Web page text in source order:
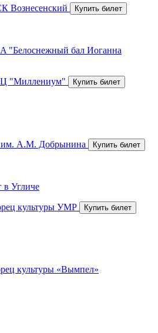
Вознесенский
"Белоснежный бал Иоганна
"Миллениум"
А.М. Добрынина
в Угличе
культуры УМР
культуры «Вымпел»